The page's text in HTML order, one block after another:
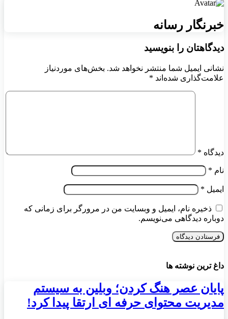
خبرنگار رسانه
دیدگاهتان را بنویسید
نشانی ایمیل شما منتشر نخواهد شد. بخش‌های موردنیاز
علامت‌گذاری شده‌اند *
دیدگاه *
نام *
ایمیل *
ذخیره نام، ایمیل و وبسایت من در مرورگر برای زمانی که
دوباره دیدگاهی می‌نویسم.
داغ ترین نوشته ها
پایان عصر هنگ کردن؛ وبلین به سیستم
مدیریت محتوای حرفه ای ارتقا پیدا کرد!